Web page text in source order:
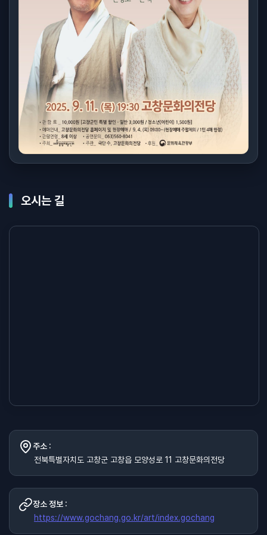
오시는 길
주소 :
전북특별자치도 고창군 고창읍 모양성로 11 고창문화의전당
장소 정보 :
https://www.gochang.go.kr/art/index.gochang